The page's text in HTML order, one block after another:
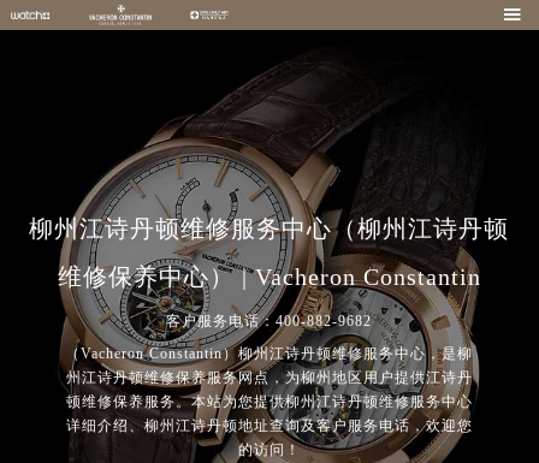

柳州江诗丹顿维修服务中心（柳州江诗丹顿
维修保养中心） | Vacheron Constantin
客户服务电话：400-882-9682
（Vacheron Constantin）柳州江诗丹顿维修服务中心，是柳
州江诗丹顿维修保养服务网点，为柳州地区用户提供江诗丹
顿维修保养服务。本站为您提供柳州江诗丹顿维修服务中心
详细介绍、柳州江诗丹顿地址查询及客户服务电话，欢迎您
的访问！